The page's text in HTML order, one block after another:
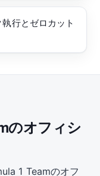
行とゼロカット
のオフィシ
1 Teamのオフ